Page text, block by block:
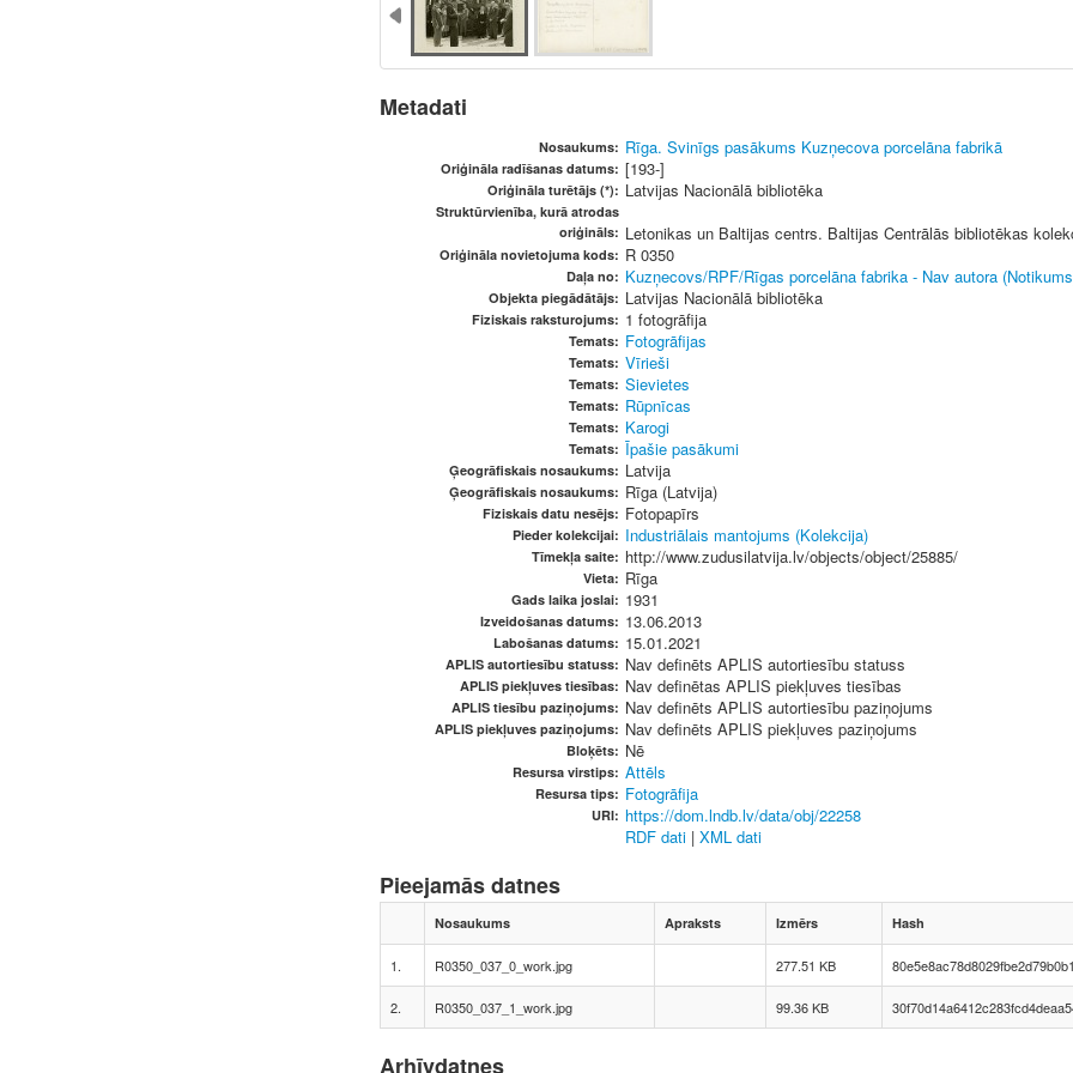
Metadati
Nosaukums: Rīga. Svinīgs pasākums Kuzņecova porcelāna fabrikā
Oriģināla radīšanas datums: [193-]
Oriģināla turētājs (*): Latvijas Nacionālā bibliotēka
Struktūrvienība, kurā atrodas
oriģināls: Letonikas un Baltijas centrs. Baltijas Centrālās bibliotēkas
Oriģināla novietojuma kods: R 0350
Daļa no: Kuzņecovs/RPF/Rīgas porcelāna fabrika - Nav autora
Objekta piegādātājs: Latvijas Nacionālā bibliotēka
Fiziskais raksturojums: 1 fotogrāfija
Temats: Fotogrāfijas
Temats: Vīrieši
Temats: Sievietes
Temats: Rūpnīcas
Temats: Karogi
Temats: Īpašie pasākumi
Ģeogrāfiskais nosaukums: Latvija
Ģeogrāfiskais nosaukums: Rīga (Latvija)
Fiziskais datu nesējs: Fotopapīrs
Pieder kolekcijai: Industriālais mantojums (Kolekcija)
Tīmekļa saite: http://www.zudusilatvija.lv/objects/object/25885/
Vieta: Rīga
Gads laika joslai: 1931
Izveidošanas datums: 13.06.2013
Labošanas datums: 15.01.2021
APLIS autortiesību statuss: Nav definēts APLIS autortiesību statuss
APLIS piekļuves tiesības: Nav definētas APLIS piekļuves tiesības
APLIS tiesību paziņojums: Nav definēts APLIS autortiesību paziņojums
APLIS piekļuves paziņojums: Nav definēts APLIS piekļuves paziņojums
Bloķēts: Nē
Resursa virstips: Attēls
Resursa tips: Fotogrāfija
URI: https://dom.lndb.lv/data/obj/22258
RDF dati | XML dati
Pieejamās datnes
Nosaukums Apraksts Izmērs Hash
1. R0350_037_0_work.jpg 277.51 KB
2. R0350_037_1_work.jpg 99.36 KB
Arhīvdatnes